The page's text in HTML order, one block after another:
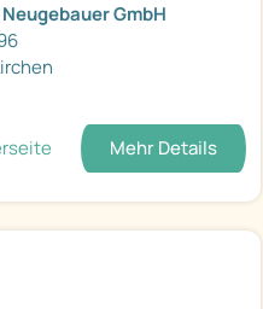
GmbH
Mehr Details